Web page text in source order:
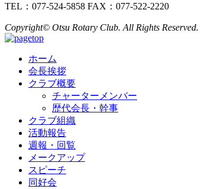
TEL：077-524-5858 FAX：077-522-2220
Copyright© Otsu Rotary Club. All Rights Reserved.
ホーム
会長挨拶
クラブ概要
チャーターメンバー
歴代会長・幹事
クラブ組織
活動報告
週報・回覧
メークアップ
スピーチ
同好会